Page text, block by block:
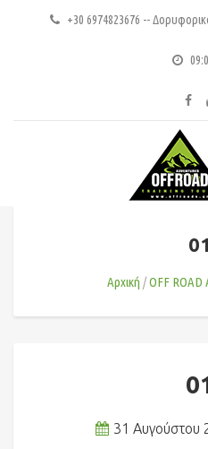
+30 6974823676 --
01
Αρχική OFF ROAD
31 Αυγούστου